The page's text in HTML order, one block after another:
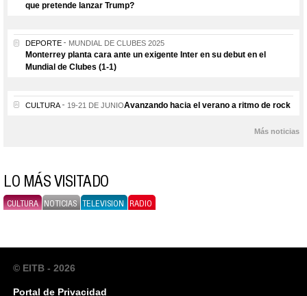
que pretende lanzar Trump?
DEPORTE MUNDIAL DE CLUBES 2025
Monterrey planta cara ante un exigente Inter en su debut en el
Mundial de Clubes (1-1)
CULTURA 19-21 DE JUNIOAvanzando hacia el verano a ritmo de rock
Más noticias
LO MÁS VISITADO
CULTURA NOTICIAS TELEVISION RADIO
© EITB - 2026
Portal de Privacidad